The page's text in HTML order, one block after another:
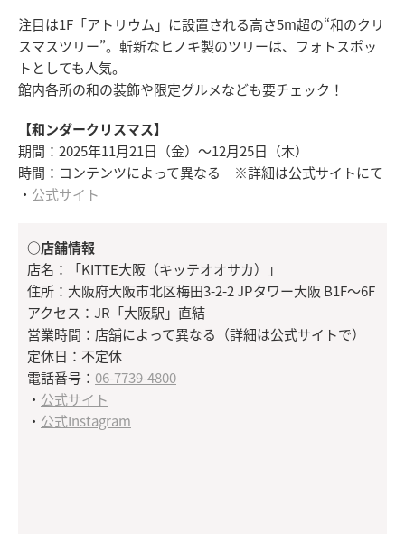
注目は1F「アトリウム」に設置される高さ5m超の“和のクリ
スマスツリー”。斬新なヒノキ製のツリーは、フォトスポッ
トとしても人気。
館内各所の和の装飾や限定グルメなども要チェック！
【和ンダークリスマス】
期間：2025年11月21日（金）～12月25日（木）
時間：コンテンツによって異なる ※詳細は公式サイトにて
・ 公式サイト
○店舗情報
店名：「KITTE大阪（キッテオオサカ）」
住所：大阪府大阪市北区梅田3-2-2 JPタワー大阪 B1F〜6F
アクセス：JR「大阪駅」直結
営業時間：店舗によって異なる（詳細は公式サイトで）
定休日：不定休
電話番号： 06-7739-4800
・ 公式サイト
・ 公式Instagram